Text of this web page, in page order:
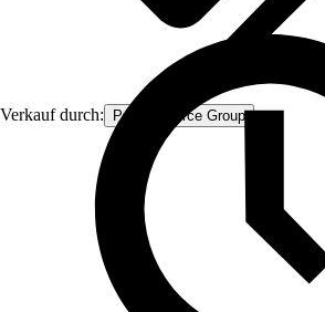
Verkauf durch: Procommerce Group